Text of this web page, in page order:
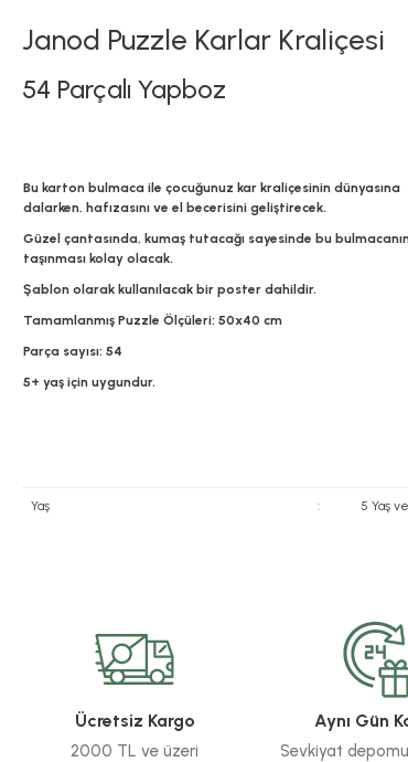
Janod Puzzle Karlar Kraliçesi
54 Parçalı Yapboz
Bu karton bulmaca ile çocuğunuz kar kraliçesinin dünyasına
dalarken, hafızasını ve el becerisini geliştirecek.
Güzel çantasında, kumaş tutacağı sayesinde bu
taşınması kolay olacak.
Şablon olarak kullanılacak bir poster dahildir.
Tamamlanmış Puzzle Ölçüleri: 50x40 cm
Parça sayısı: 54
5+ yaş için uygundur.
Yaş : 5 Yaş
Ürün resmi kalitesiz, bozuk veya görüntülenemiyor.
Ürün açıklamasında eksik bilgiler bulunuyor.
Ürün bilgilerinde hatalar bulunuyor.
Ürün fiyatı diğer sitelerden daha pahalı.
Ücretsiz Kargo
2000 TL ve üzeri
Aynı Gün
Sevkiyat